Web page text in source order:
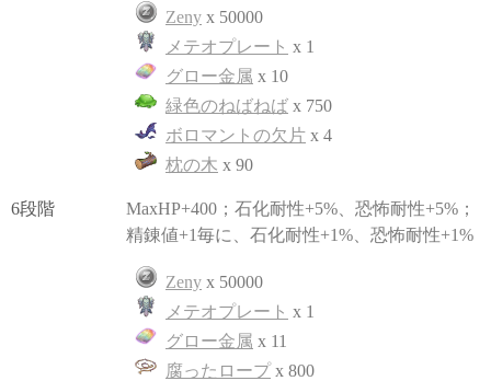
Zeny x 50000
メテオプレート x 1
グロー金属 x 10
緑色のねばねば x 750
ボロマントの欠片 x 4
枕の木 x 90
6段階
MaxHP+400；石化耐性+5%、恐怖耐性+5%；
精錬値+1毎に、石化耐性+1%、恐怖耐性+1%
Zeny x 50000
メテオプレート x 1
グロー金属 x 11
腐ったロープx 800